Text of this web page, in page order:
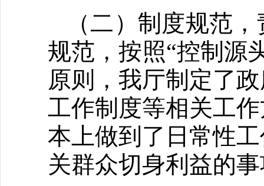
（二）制度规范
规范，按照“控制源
原则，我厅制定了
工作制度等相关工
本上做到了日常性
关群众切身利益的